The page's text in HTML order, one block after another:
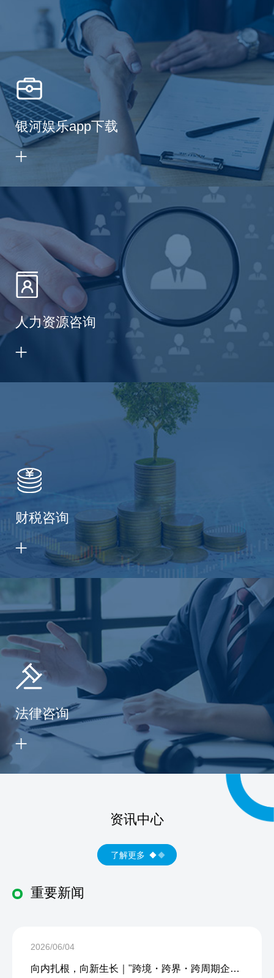
银河娱乐app下载
人力资源咨询
财税咨询
法律咨询
资讯中心
了解更多
重要新闻
2026/06/04
向内扎根，向新生长｜"跨境・跨界・跨周期企业内生力沙龙"成功举办